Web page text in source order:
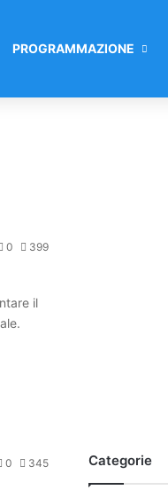
PROGRAMMAZIONE
0 399
il
0 345 Categorie